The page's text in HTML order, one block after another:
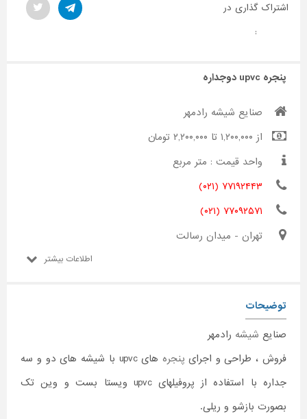
اشتراک گذاری در
:
پنجره upvc دوجداره
صنایع شیشه رادمهر
از ۱,۲۰۰,۰۰۰ تا ۲,۲۰۰,۰۰۰ تومان
واحد قیمت : متر مربع
۷۷۱۹۲۴۴۳ (۰۲۱)
۷۷۰۹۲۵۷۱ (۰۲۱)
تهران - میدان رسالت
اطلاعات بیشتر
توضیحات
صنایع شیشه رادمهر
فروش ، طراحی و اجرای پنجره
های upvc با شیشه های دو و سه
جداره با استفاده از پروفیلهای upvc ویستا بست و وین تک
بصورت بازشو و ریلی.